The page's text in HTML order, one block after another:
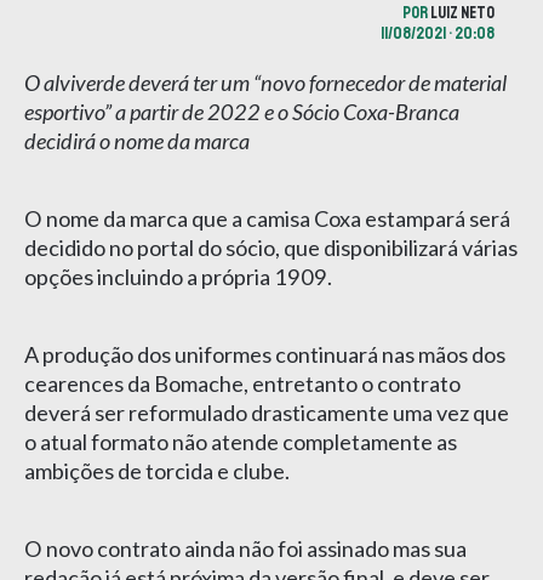
PORLUIZ NETO
11/08/2021 • 20:08
O alviverde deverá ter um “novo fornecedor de material
esportivo” a partir de 2022 e o Sócio Coxa-Branca
decidirá o nome da marca
O nome da marca que a camisa Coxa estampará será
decidido no portal do sócio, que disponibilizará várias
opções incluindo a própria 1909.
A produção dos uniformes continuará nas mãos dos
cearences da Bomache, entretanto o contrato
deverá ser reformulado drasticamente uma vez que
o atual formato não atende completamente as
ambições de torcida e clube.
O novo contrato ainda não foi assinado mas sua